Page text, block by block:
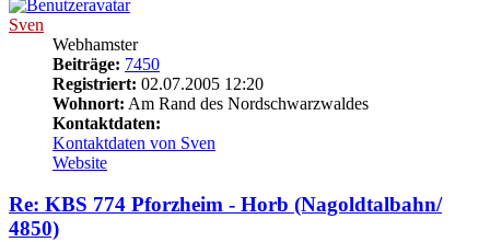
Sven
Webhamster
Beiträge: 7450
Registriert: 02.07.2005 12:20
Wohnort: Am Rand des Nordschwarzwaldes
Kontaktdaten:
Kontaktdaten von Sven
Website
Re: KBS 774 Pforzheim - Horb (Nagoldtalbahn/
4850)